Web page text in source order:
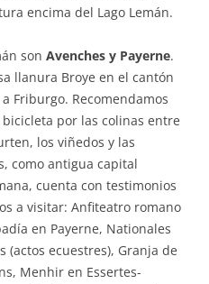
encima del Lago Lemán.
son Avenches y Payerne.
llanura Broye en el cantón
Friburgo. Recomendamos
por las colinas entre
los viñedos y las
como antigua capital
cuenta con testimonios
a visitar: Anfiteatro romano
en Payerne, Nationales
(actos ecuestres), Granja de
Menhir en Essertes-